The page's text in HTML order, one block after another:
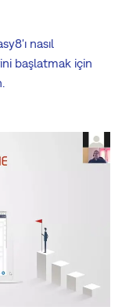
nasıl
başlatmak için